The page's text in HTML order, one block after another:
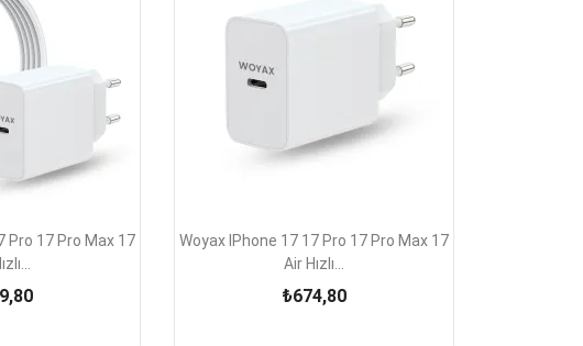
Görünüm
Pro 17 Pro Max 17
Hızlı Görünüm
Woyax IPhone 17 17 Pro 17 Pro Max 17
Air Hızlı...
₺674,80